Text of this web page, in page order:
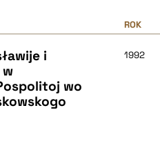
ROK
i
wo
1992